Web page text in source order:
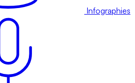
Infographies